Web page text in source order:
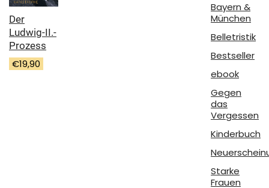
Der
Ludwig-II.-
Prozess
€19,90
Bayern &
München
Belletristik
Bestseller
ebook
Gegen
das
Vergessen
Kinderbuch
Starke
Frauen